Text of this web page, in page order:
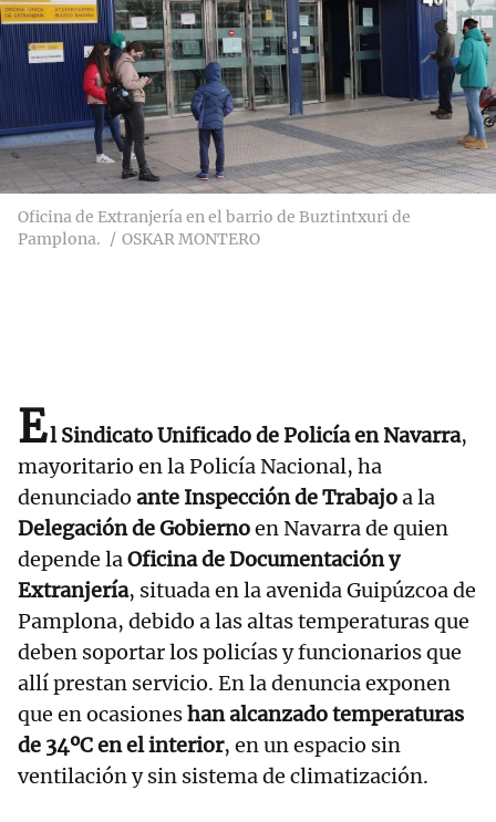
Oficina de Extranjería en el barrio de Buztintxuri de
Pamplona.
OSKAR MONTERO
El Sindicato Unificado de Policía en Navarra,
mayoritario en la Policía Nacional, ha
denunciado ante Inspección de Trabajoa la
Delegación de Gobiernoen Navarra de quien
depende laOficina de Documentación y
Extranjería, situada en la avenida Guipúzcoa de
Pamplona, debido a las altas temperaturas que
deben soportar los policías y funcionarios que
allí prestan servicio. En la denuncia exponen
que en ocasioneshan alcanzado temperaturas
de 34ºC en el interior, en un espacio sin
ventilación y sin sistema de climatización.